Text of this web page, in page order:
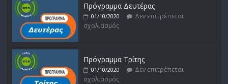
Πρόγραμμα Δευτέρας
01/10/2020
Δεν επιτρέπεται
σχολιασμός
Πρόγραμμα Τρίτης
01/10/2020
Δεν επιτρέπεται
σχολιασμός